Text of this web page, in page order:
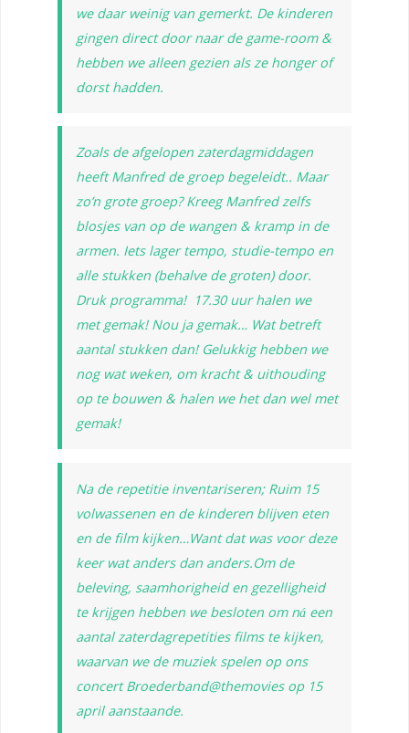
we daar weinig van gemerkt. De kinderen
gingen direct door naar de game-room &
hebben we alleen gezien als ze honger of
dorst hadden.
Zoals de afgelopen zaterdagmiddagen
heeft Manfred de groep begeleidt.. Maar
zo’n grote groep? Kreeg Manfred zelfs
blosjes van op de wangen & kramp in de
armen. Iets lager tempo, studie-tempo en
alle stukken (behalve de groten) door.
Druk programma! 17.30 uur halen we
met gemak! Nou ja gemak… Wat betreft
aantal stukken dan! Gelukkig hebben we
nog wat weken, om kracht & uithouding
op te bouwen & halen we het dan wel met
gemak!
Na de repetitie inventariseren; Ruim 15
volwassenen en de kinderen blijven eten
en de film kijken…Want dat was voor deze
keer wat anders dan anders.Om de
beleving, saamhorigheid en gezelligheid
te krijgen hebben we besloten om ná een
aantal zaterdagrepetities films te kijken,
waarvan we de muziek spelen op ons
concert Broederband@themovies op 15
april aanstaande.